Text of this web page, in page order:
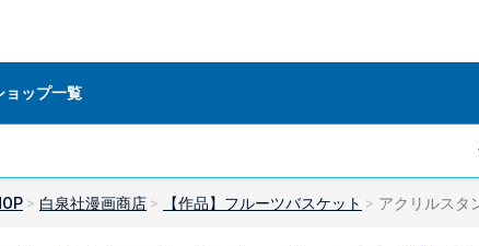
ョップ一覧
白泉社漫画商店 【作品】フルーツバスケット アクリルスタ